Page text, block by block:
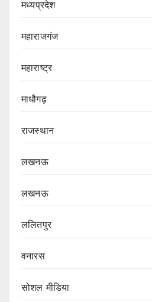
मध्यप्रदेश
महाराजगंज
महाराष्ट्र
माधौगढ़
राजस्थान
लखनऊ
लखनऊ
ललितपुर
वनारस
सोशल मीडिया